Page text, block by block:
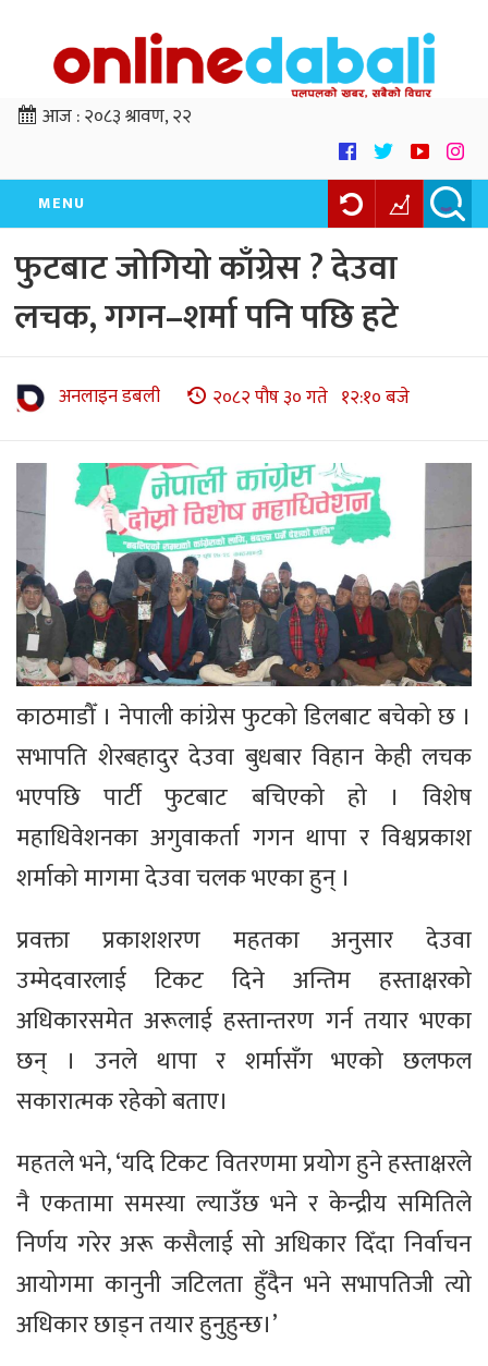
आज :२०८३ श्रावण, २२
MENU
फुटबाट जोगियो काँग्रेस ? देउवा
लचक, गगन–शर्मा पनि पछि हटे
अनलाइन डबली २०८२ पौष ३० गते १२:१० बजे
काठमाडौँ । नेपाली कांग्रेस फुटको डिलबाट बचेको छ ।
सभापति शेरबहादुर देउवा बुधबार विहान केही लचक
भएपछि पार्टी फुटबाट बचिएको हो । विशेष
महाधिवेशनका अगुवाकर्ता गगन थापा र विश्वप्रकाश
शर्माको मागमा देउवा चलक भएका हुन् ।
प्रवक्ता प्रकाशशरण महतका अनुसार देउवा
उम्मेदवारलाई टिकट दिने अन्तिम हस्ताक्षरको
अधिकारसमेत अरूलाई हस्तान्तरण गर्न तयार भएका
छन् । उनले थापा र शर्मासँग भएको छलफल
सकारात्मक रहेको बताए।
महतले भने, ‘यदि टिकट वितरणमा प्रयोग हुने हस्ताक्षरले
नै एकतामा समस्या ल्याउँछ भने र केन्द्रीय समितिले
निर्णय गरेर अरू कसैलाई सो अधिकार दिँदा निर्वाचन
आयोगमा कानुनी जटिलता हुँदैन भने सभापतिजी त्यो
अधिकार छाड्न तयार हुनुहुन्छ।’